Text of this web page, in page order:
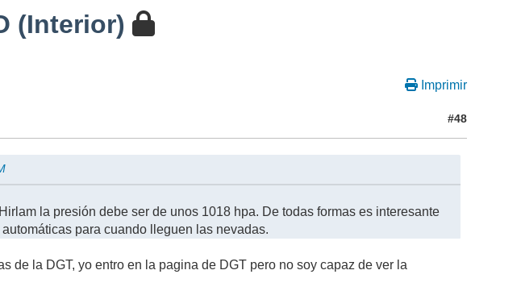
(Interior)
Imprimir
#48
la presión debe ser de unos 1018 hpa. De todas formas es interesante
para cuando lleguen las nevadas.
de la DGT, yo entro en la pagina de DGT pero no soy capaz de ver la